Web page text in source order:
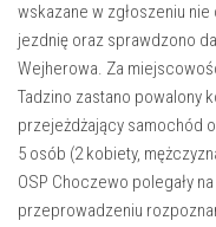
wskazane w zgłoszeniu
jezdnię oraz sprawdzono
Wejherowa. Za
Tadzino zastano powalony
przejeżdżający samochód
5 osób (2 kobiety,
OSP Choczewo polegały
przeprowadzeniu